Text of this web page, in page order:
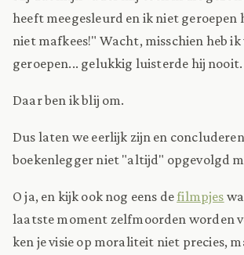
heeft meegesleurd en ik niet geroepen
niet mafkees!" Wacht, misschien heb
geroepen... gelukkig luisterde hij nooit.
Daar ben ik blij om.
Dus laten we eerlijk zijn en
boekenlegger niet "altijd" opgevolgd
O ja, en kijk ook nog eens de filmpjes
laatste moment zelfmoorden worden
ken je visie op moraliteit niet precies,